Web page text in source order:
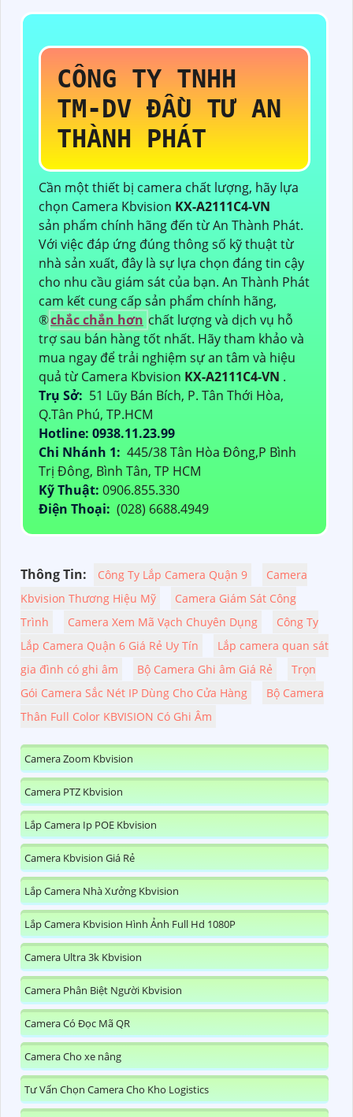
CÔNG TY TNHH
TM-DV ĐẦU TƯ AN
THÀNH PHÁT
Cần một thiết bị camera chất lượng, hãy lựa
chọn Camera Kbvision KX-A2111C4-VN
sản phẩm chính hãng đến từ An Thành Phát.
Với việc đáp ứng đúng thông số kỹ thuật từ
nhà sản xuất, đây là sự lựa chọn đáng tin cậy
cho nhu cầu giám sát của bạn. An Thành Phát
cam kết cung cấp sản phẩm chính hãng,
®️chắc chắn hơn chất lượng và dịch vụ hỗ
trợ sau bán hàng tốt nhất. Hãy tham khảo và
mua ngay để trải nghiệm sự an tâm và hiệu
quả từ Camera Kbvision KX-A2111C4-VN .
Trụ Sở: 51 Lũy Bán Bích, P. Tân Thới Hòa,
Q.Tân Phú, TP.HCM
Hotline: 0938.11.23.99
Chi Nhánh 1: 445/38 Tân Hòa Đông,P Bình
Trị Đông, Bình Tân, TP HCM
Kỹ Thuật: 0906.855.330
Điện Thoại: (028) 6688.4949
Thông Tin: Công Ty Lắp Camera Quận 9
Camera
Kbvision Thương Hiệu Mỹ
Camera Giám Sát Công
Trình
Camera Xem Mã Vạch Chuyên Dụng
Công Ty
Lắp Camera Quận 6 Giá Rẻ Uy Tín
Lắp camera quan sát
gia đình có ghi âm
Bộ Camera Ghi âm Giá Rẻ
Trọn
Gói Camera Sắc Nét IP Dùng Cho Cửa Hàng
Bộ Camera
Thân Full Color KBVISION Có Ghi Âm
Camera Zoom Kbvision
Camera PTZ Kbvision
Lắp Camera Ip POE Kbvision
Camera Kbvision Giá Rẻ
Lắp Camera Nhà Xưởng Kbvision
Lắp Camera Kbvision Hình Ảnh Full Hd 1080P
Camera Ultra 3k Kbvision
Camera Phân Biệt Người Kbvision
Camera Có Đọc Mã QR
Camera Cho xe nâng
Tư Vấn Chọn Camera Cho Kho Logistics